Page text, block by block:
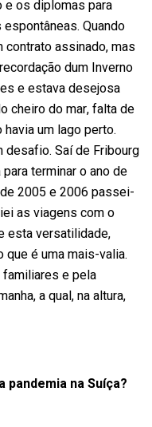
e os diplomas para
Quando
contrato assinado, mas
dum Inverno
e estava desejosa
cheiro do mar, falta de
um lago perto.
desafio. Saí de Fribourg
terminar o ano de
2005 e 2006 passei-
as viagens com o
esta versatilidade,
é uma mais-valia.
familiares e pela
a qual, na altura,
na Suíça?